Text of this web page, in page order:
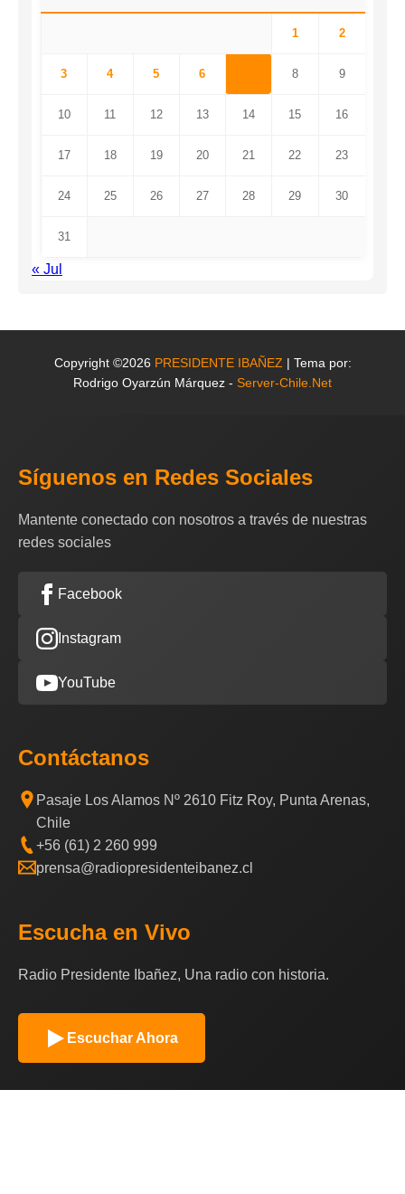
1 2
3 4 5 6 8 9
10 11 12 13 14 15 16
17 18 19 20 21 22 23
24 25 26 27 28 29 30
31
« Jul
Copyright ©2026 PRESIDENTE IBAÑEZ | Tema por:
Rodrigo Oyarzún Márquez - Server-Chile.Net
Síguenos en Redes Sociales
Mantente conectado con nosotros a través de nuestras
redes sociales
Facebook
Instagram
YouTube
Contáctanos
Pasaje Los Alamos Nº 2610 Fitz Roy, Punta Arenas,
Chile
+56 (61) 2 260 999
prensa@radiopresidenteibanez.cl
Escucha en Vivo
Radio Presidente Ibañez, Una radio con historia.
Escuchar Ahora